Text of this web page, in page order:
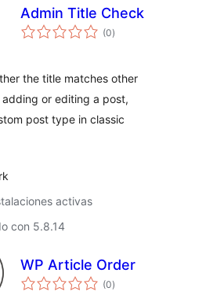
Admin Title Check
(0total
de
)
the title matches other
adding or editing a post,
post type in classic
activas
con 5.8.14
WP Article Order
(0total
de
)